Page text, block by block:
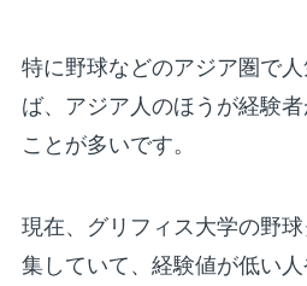
特に野球などのアジア圏で
ば、アジア人のほうが経験
ことが多いです。
現在、グリフィス大学の野
集していて、経験値が低い